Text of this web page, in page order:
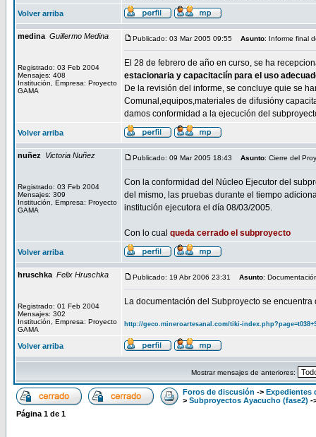
Volver arriba
medina Guillermo Medina
Registrado: 03 Feb 2004
Mensajes: 408
Institución, Empresa: Proyecto
GAMA
Publicado: 03 Mar 2005 09:55 Asunto: Informe final
El 28 de febrero de año en curso, se ha
estacionaria y capacitaciín para el uso
De la revisión del informe, se concluye quie se
Comunal,equipos,materiales de difusióny
damos conformidad a la ejecución del
Volver arriba
nuñez Victoria Nuñez
Registrado: 03 Feb 2004
Mensajes: 309
Institución, Empresa: Proyecto
GAMA
Publicado: 09 Mar 2005 18:43 Asunto: Cierre del
Con la conformidad del Núcleo Ejecutor del
del mismo, las pruebas durante el tiempo
institución ejecutora el día 08/03/2005.
Con lo cual queda cerrado el subproyecto
Volver arriba
hruschka Felix Hruschka
Registrado: 01 Feb 2004
Mensajes: 302
Institución, Empresa: Proyecto
GAMA
Publicado: 19 Abr 2006 23:31 Asunto:
La documentación del Subproyecto se encuentra
http://geco.mineroartesanal.com/tiki-
Volver arriba
Mostrar mensajes de anteriores:
Foros de discusión -> Expedientes
> Subproyectos Ayacucho (fase2) -
Página 1 de 1